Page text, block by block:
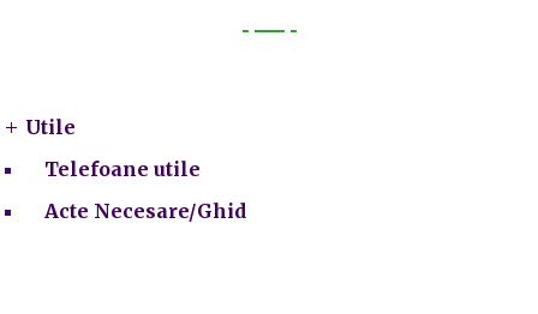
Utile
Telefoane utile
Acte Necesare/Ghid